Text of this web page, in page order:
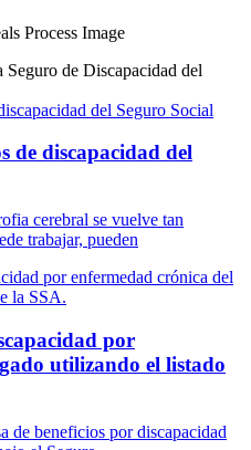
de Discapacidad del
de discapacidad del
cerebral se vuelve tan
trabajar, pueden
por
utilizando el listado
de beneficios por discapacidad